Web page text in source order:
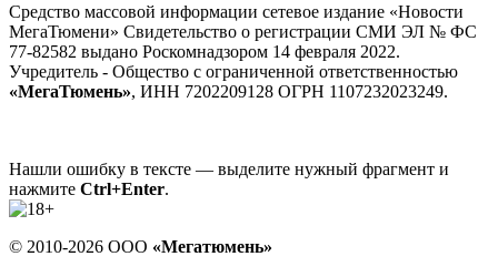
Средство массовой информации сетевое издание «Новости
МегаТюмени» Свидетельство о регистрации СМИ ЭЛ № ФС
77-82582 выдано Роскомнадзором 14 февраля 2022.
Учредитель - Общество с ограниченной ответственностью
«МегаТюмень», ИНН 7202209128 ОГРН 1107232023249.
Нашли ошибку в тексте — выделите нужный фрагмент и
нажмите Ctrl+Enter.
© 2010-2026 ООО «Мегатюмень»